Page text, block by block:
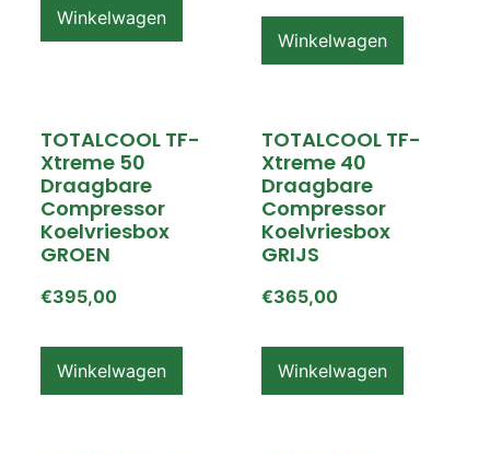
Winkelwagen
Winkelwagen
TOTALCOOL TF-
Xtreme 50
Draagbare
Compressor
Koelvriesbox
GROEN
€395,00
Winkelwagen
TOTALCOOL TF-
Xtreme 40
Draagbare
Compressor
Koelvriesbox
GRIJS
€365,00
Winkelwagen